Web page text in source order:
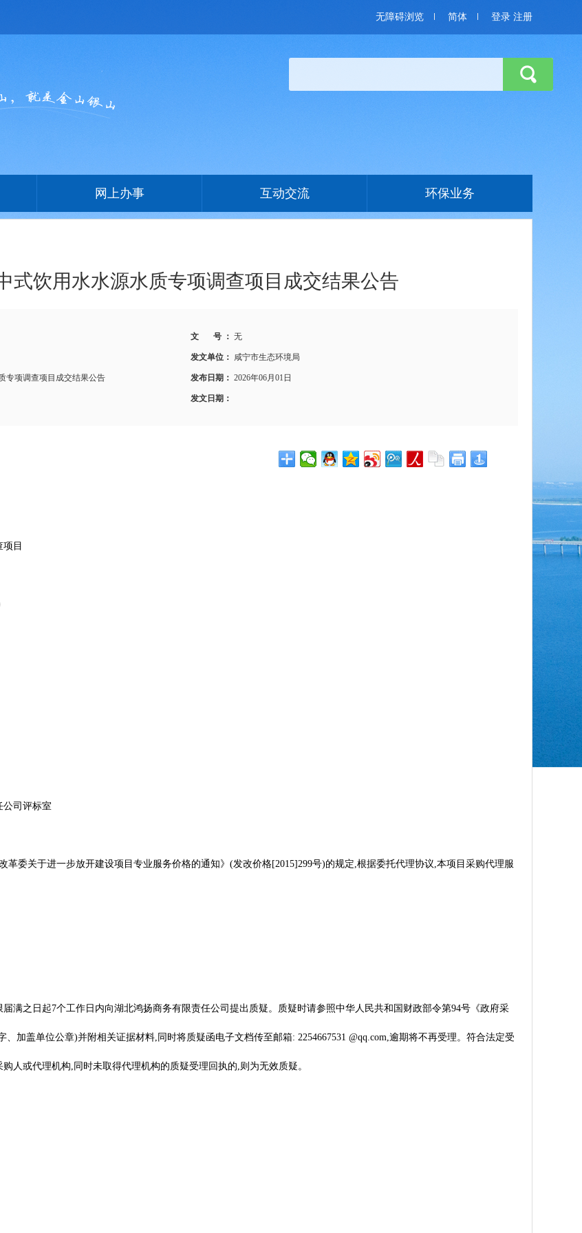
无障碍浏览 简体 登录 注册
网上办事 互动交流 环保业务
式饮用水水源水质专项调查项目成交结果公告
文 号 ： 无
发文单位： 咸宁市生态环境局
专项调查项目成交结果公告 发布日期： 2026年06月01日
发文日期：
目
公司评标室
革委关于进一步放开建设项目专业服务价格的通知》(发改价格[2015]299号)的规定,根据委托代理协议,本项目采购代理服
满之日起7个工作日内向湖北鸿扬商务有限责任公司提出质疑。质疑时请参照中华人民共和国财政部令第94号《政府采
加盖单位公章)并附相关证据材料,同时将质疑函电子文档传至邮箱: 2254667531 @qq.com,逾期将不再受理。符合法定受
人或代理机构,同时未取得代理机构的质疑受理回执的,则为无效质疑。